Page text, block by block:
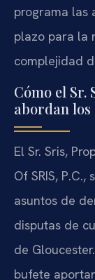
programa las
plazo para la
complejidad
Cómo el Sr.
abordan los
El Sr. Sris,
Of SRIS,
asuntos de
disputas de
de
bufete